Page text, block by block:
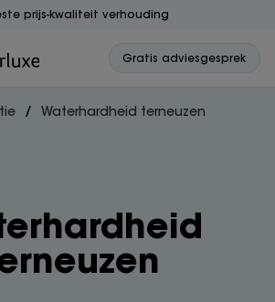
prijs-kwaliteit verhouding
Gratis adviesgesprek
Waterhardheid terneuzen